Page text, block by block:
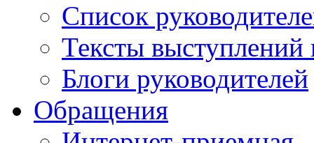
Список
Тексты выступлений
Блоги руководителей
Обращения